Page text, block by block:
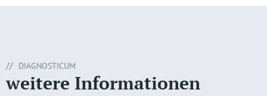
DIAGNOSTICUM
weitere Informationen